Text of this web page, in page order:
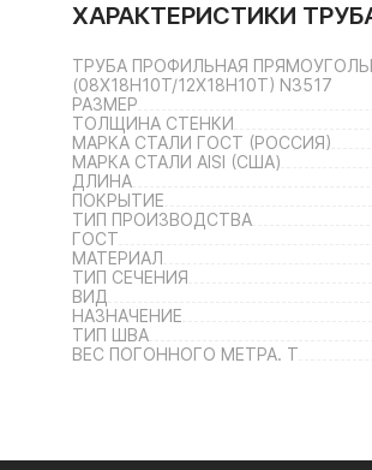
ХАРАКТЕРИСТИКИ
ТРУБА ПРОФИЛЬНАЯ
(08Х18Н10Т/12Х18Н10Т) N3517
РАЗМЕР
ТОЛЩИНА СТЕНКИ
МАРКА СТАЛИ ГОСТ (РОССИЯ)
МАРКА СТАЛИ AISI (США)
ДЛИНА
ПОКРЫТИЕ
ТИП ПРОИЗВОДСТВА
ГОСТ
МАТЕРИАЛ
ТИП СЕЧЕНИЯ
ВИД
НАЗНАЧЕНИЕ
ТИП ШВА
ВЕС ПОГОННОГО МЕТРА. Т